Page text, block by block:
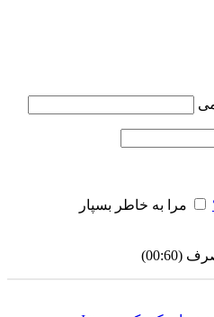
مرا به خاطر بسپار
(00:
60
)